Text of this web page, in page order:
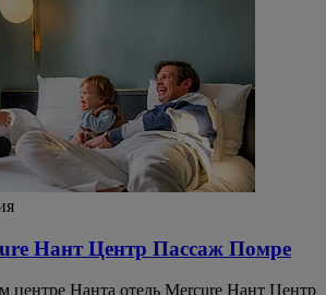
Нант Центр Пассаж Помре
центре Нанта отель Mercure Нант Центр